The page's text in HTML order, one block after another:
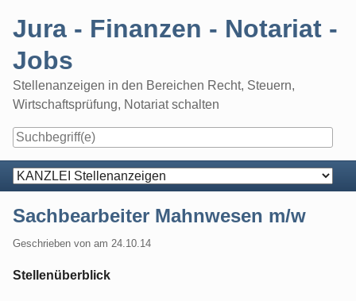
Jura - Finanzen - Notariat -
Jobs
Stellenanzeigen in den Bereichen Recht, Steuern,
Wirtschaftsprüfung, Notariat schalten
Navigation
Sachbearbeiter Mahnwesen m/w
Geschrieben von am 24.10.14
Stellenüberblick